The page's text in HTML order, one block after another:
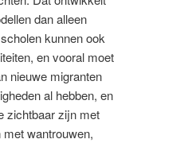
dan alleen
kunnen ook
en vooral moet
nieuwe migranten
al hebben, en
zichtbaar zijn met
wantrouwen,